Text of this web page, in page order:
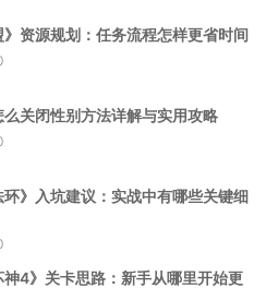
》资源规划：任务流程怎样更省时间
么关闭性别方法详解与实用攻略
环》入坑建议：实战中有哪些关键细
神4》关卡思路：新手从哪里开始更